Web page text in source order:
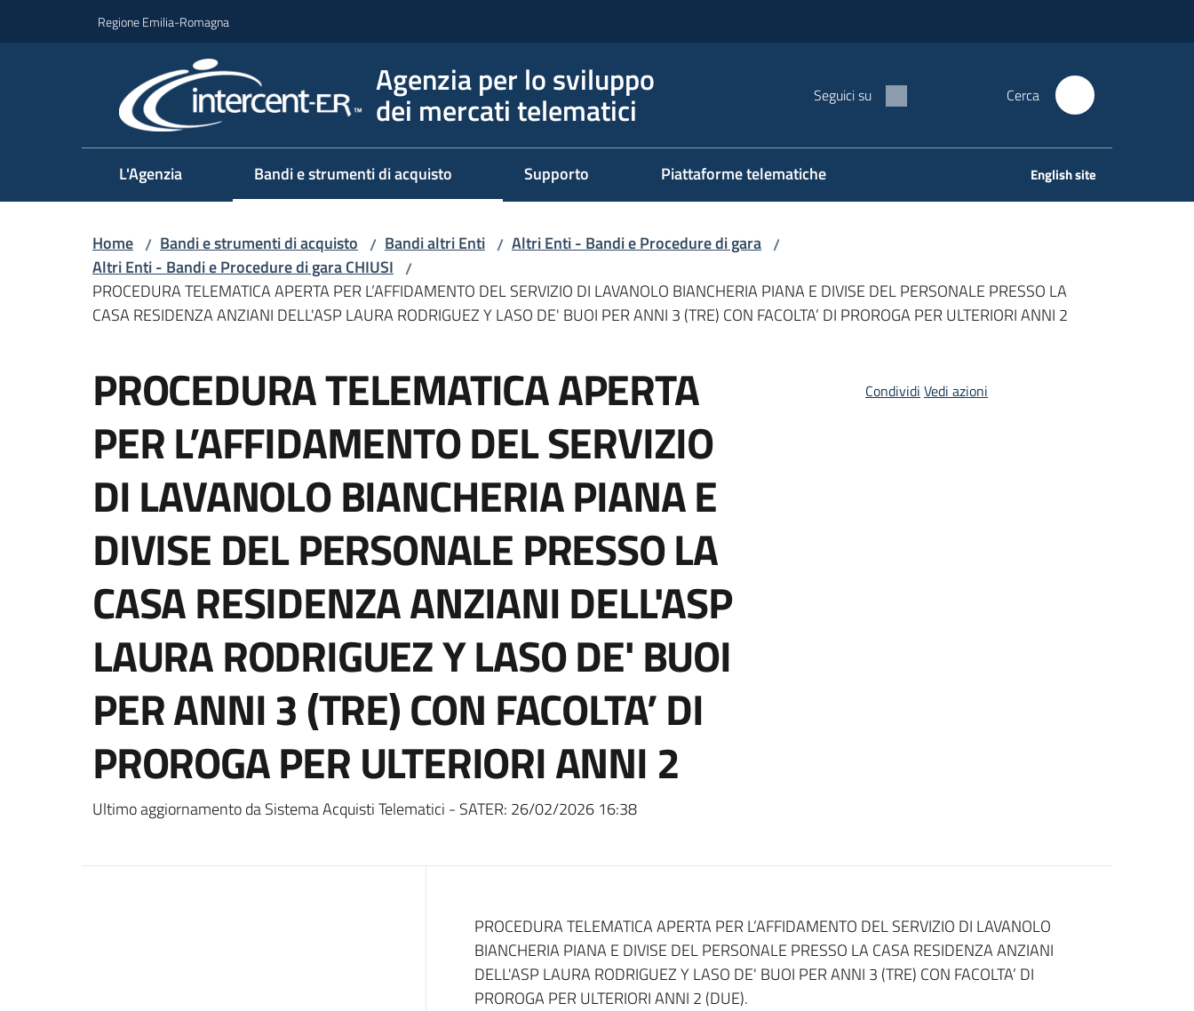
Regione Emilia-Romagna
Agenzia per lo sviluppo
dei mercati telematici Seguici su Cerca
L'Agenzia Bandi e strumenti di acquisto Supporto Piattaforme telematiche English site
Home / Bandi e strumenti di acquisto / Bandi altri Enti / Altri Enti - Bandi e Procedure di gara /
Altri Enti - Bandi e Procedure di gara CHIUSI /
PROCEDURA TELEMATICA APERTA PER L’AFFIDAMENTO DEL SERVIZIO DI LAVANOLO BIANCHERIA PIANA E DIVISE DEL PERSONALE PRESSO LA
CASA RESIDENZA ANZIANI DELL'ASP LAURA RODRIGUEZ Y LASO DE' BUOI PER ANNI 3 (TRE) CON FACOLTA’ DI PROROGA PER ULTERIORI ANNI 2
PROCEDURA TELEMATICA APERTA
PER L’AFFIDAMENTO DEL SERVIZIO
DI LAVANOLO BIANCHERIA PIANA E
DIVISE DEL PERSONALE PRESSO LA
CASA RESIDENZA ANZIANI DELL'ASP
LAURA RODRIGUEZ Y LASO DE' BUOI
PER ANNI 3 (TRE) CON FACOLTA’ DI
PROROGA PER ULTERIORI ANNI 2
Ultimo aggiornamento da Sistema Acquisti Telematici - SATER: 26/02/2026 16:38
Condividi Vedi azioni
Dati del bando
PROCEDURA TELEMATICA APERTA PER L’AFFIDAMENTO DEL SERVIZIO DI LAVANOLO
BIANCHERIA PIANA E DIVISE DEL PERSONALE PRESSO LA CASA RESIDENZA ANZIANI
DELL'ASP LAURA RODRIGUEZ Y LASO DE' BUOI PER ANNI 3 (TRE) CON FACOLTA’ DI
PROROGA PER ULTERIORI ANNI 2 (DUE).